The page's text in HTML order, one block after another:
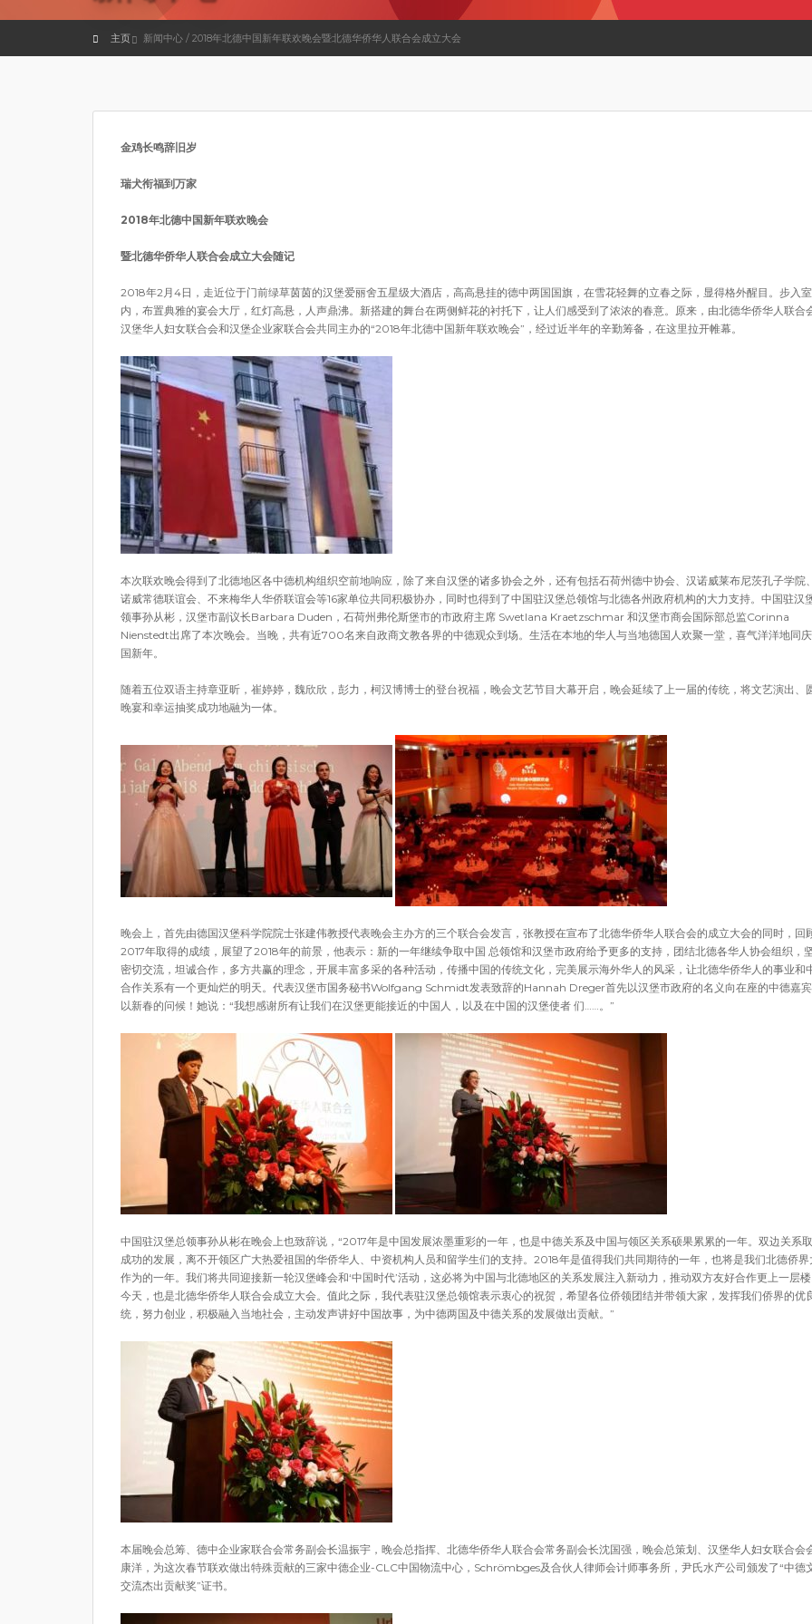
主页 新闻中心 / 2018年北德中国新年联欢晚会暨北德华侨华人联合会成立大会
金鸡长鸣辞旧岁
瑞犬衔福到万家
2018年北德中国新年联欢晚会
暨北德华侨华人联合会成立大会随记
2018年2月4日，走近位于门前绿草茵茵的汉堡爱丽舍五星级大酒店，高高悬挂的德中两国国旗，在雪花轻舞的立春之际，显得格外醒目。步入室
内，布置典雅的宴会大厅，红灯高悬，人声鼎沸。新搭建的舞台在两侧鲜花的衬托下，让人们感受到了浓浓的春意。原来，由北德华侨华人联合
汉堡华人妇女联合会和汉堡企业家联合会共同主办的“2018年北德中国新年联欢晚会”，经过近半年的辛勤筹备，在这里拉开帷幕。
本次联欢晚会得到了北德地区各中德机构组织空前地响应，除了来自汉堡的诸多协会之外，还有包括石荷州德中协会、汉诺威莱布尼茨孔子学院
诺威常德联谊会、不来梅华人华侨联谊会等16家单位共同积极协办，同时也得到了中国驻汉堡总领馆与北德各州政府机构的大力支持。中国驻汉
领事孙从彬，汉堡市副议长Barbara Duden，石荷州弗伦斯堡市的市政府主席 Swetlana Kraetzschmar 和汉堡市商会国际部总监Corinna
Nienstedt出席了本次晚会。当晚，共有近700名来自政商文教各界的中德观众到场。生活在本地的华人与当地德国人欢聚一堂，喜气洋洋地同
国新年。
随着五位双语主持章亚昕，崔婷婷，魏欣欣，彭力，柯汉博博士的登台祝福，晚会文艺节目大幕开启，晚会延续了上一届的传统，将文艺演出、
晚宴和幸运抽奖成功地融为一体。
晚会上，首先由德国汉堡科学院院士张建伟教授代表晚会主办方的三个联合会发言，张教授在宣布了北德华侨华人联合会的成立大会的同时，回
2017年取得的成绩，展望了2018年的前景，他表示：新的一年继续争取中国 总领馆和汉堡市政府给予更多的支持，团结北德各华人协会组织，
密切交流，坦诚合作，多方共赢的理念，开展丰富多采的各种活动，传播中国的传统文化，完美展示海外华人的风采，让北德华侨华人的事业和
合作关系有一个更灿烂的明天。代表汉堡市国务秘书Wolfgang Schmidt发表致辞的Hannah Dreger首先以汉堡市政府的名义向在座的中德嘉
以新春的问候！她说：“我想感谢所有让我们在汉堡更能接近的中国人，以及在中国的汉堡使者 们……。”
中国驻汉堡总领事孙从彬在晚会上也致辞说，“2017年是中国发展浓墨重彩的一年，也是中德关系及中国与领区关系硕果累累的一年。双边关系
成功的发展，离不开领区广大热爱祖国的华侨华人、中资机构人员和留学生们的支持。2018年是值得我们共同期待的一年，也将是我们北德侨界
作为的一年。我们将共同迎接新一轮汉堡峰会和‘中国时代’活动，这必将为中国与北德地区的关系发展注入新动力，推动双方友好合作更上一层楼
今天，也是北德华侨华人联合会成立大会。值此之际，我代表驻汉堡总领馆表示衷心的祝贺，希望各位侨领团结并带领大家，发挥我们侨界的优
统，努力创业，积极融入当地社会，主动发声讲好中国故事，为中德两国及中德关系的发展做出贡献。”
本届晚会总筹、德中企业家联合会常务副会长温振宇，晚会总指挥、北德华侨华人联合会常务副会长沈国强，晚会总策划、汉堡华人妇女联合会
康洋，为这次春节联欢做出特殊贡献的三家中德企业-CLC中国物流中心，Schrömbges及合伙人律师会计师事务所，尹氏水产公司颁发了“中德
交流杰出贡献奖”证书。